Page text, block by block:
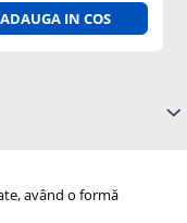
ADAUGA IN COS
având o formă